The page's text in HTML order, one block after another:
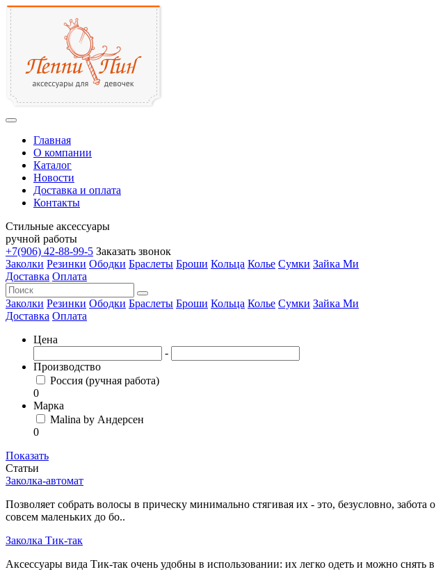
Главная
О компании
Каталог
Новости
Доставка и оплата
Контакты
Стильные аксессуары
ручной работы
+7(906) 42-88-99-5 Заказать звонок
Заколки Резинки Ободки Браслеты Броши Кольца Колье Сумки Зайка Ми
Доставка Оплата
Заколки Резинки Ободки Браслеты Броши Кольца Колье Сумки Зайка Ми
Доставка Оплата
Цена
-
Производство
Россия (ручная работа)
0
Марка
Malina by Андерсен
0
Показать
Статьи
Заколка-автомат
Позволяет собрать волосы в прическу минимально стягивая их - это, безусловно,
совсем маленьких до бо..
Заколка Тик-так
Аксессуары вида Тик-так очень удобны в использовании: их легко одеть и можно